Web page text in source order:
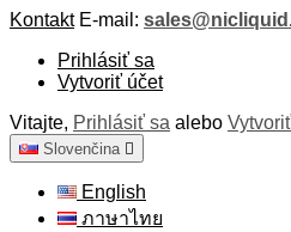
Kontakt E-mail:
Prihlásiť sa
Vytvoriť účet
Vitajte, Prihlásiť sa alebo
Slovenčina 
English
ภาษาไทย